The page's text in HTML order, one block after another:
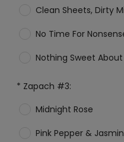
Clean Sheets, Dirty
No Time For
Nothing Sweet About
* Zapach #3:
Midnight Rose
Pink Pepper &